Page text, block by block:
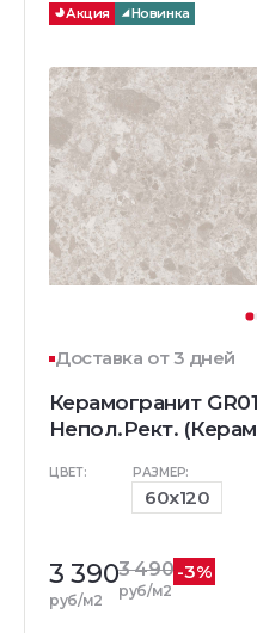
Акция Новинка
Доставка от 3 дней
Керамогранит
Непол.Рект.
ЦВЕТ: РАЗМЕР:
60x120
3 390
руб/м2
3 490
руб/м2
-3%